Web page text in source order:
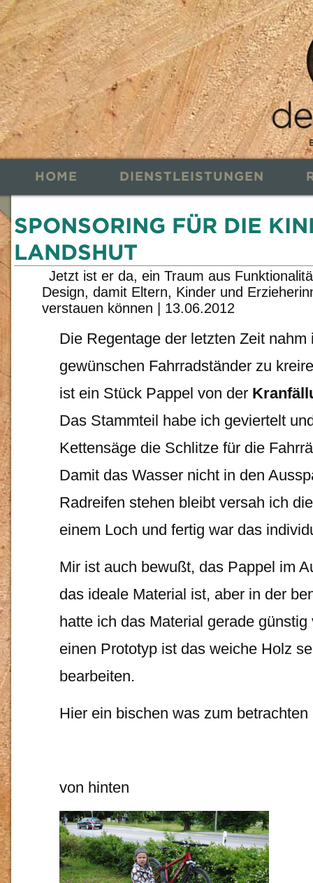
HOME DIENSTLEISTUNGEN
SPONSORING FÜR DIE
LANDSHUT
Jetzt ist er da, ein Traum aus
Design, damit Eltern, Kinder und
verstauen können
13.06.2012
Die Regentage der letzten Zeit
gewünschen Fahrradständer zu
ist ein Stück Pappel von der
Das Stammteil habe ich geviertelt
Kettensäge die Schlitze für die
Damit das Wasser nicht in den
Radreifen stehen bleibt versah ich
einem Loch und fertig war das
Mir ist auch bewußt, das Pappel im
das ideale Material ist, aber in der
hatte ich das Material gerade
einen Prototyp ist das weiche Holz
bearbeiten.
Hier ein bischen was zum betrachten
von hinten